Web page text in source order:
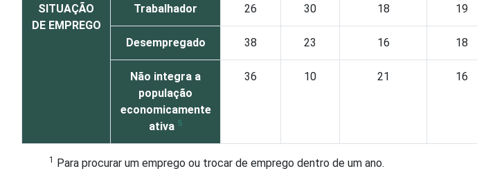
SITUAÇÃO
DE EMPREGO
Trabalhador 26 30 18 19
Desempregado 38 23 16 18
Não integra a
população
economicamente
ativa 5
36 10 21 16
1 Para procurar um emprego ou trocar de emprego dentro de um ano.